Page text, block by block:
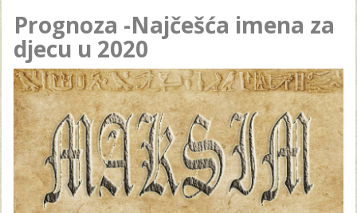
Prognoza -Najčešća imena za
djecu u 2020